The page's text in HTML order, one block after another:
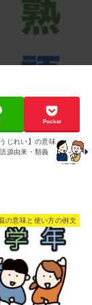
Pocket
じれい】の意味
源由来・類義
の意味と使い方の例文